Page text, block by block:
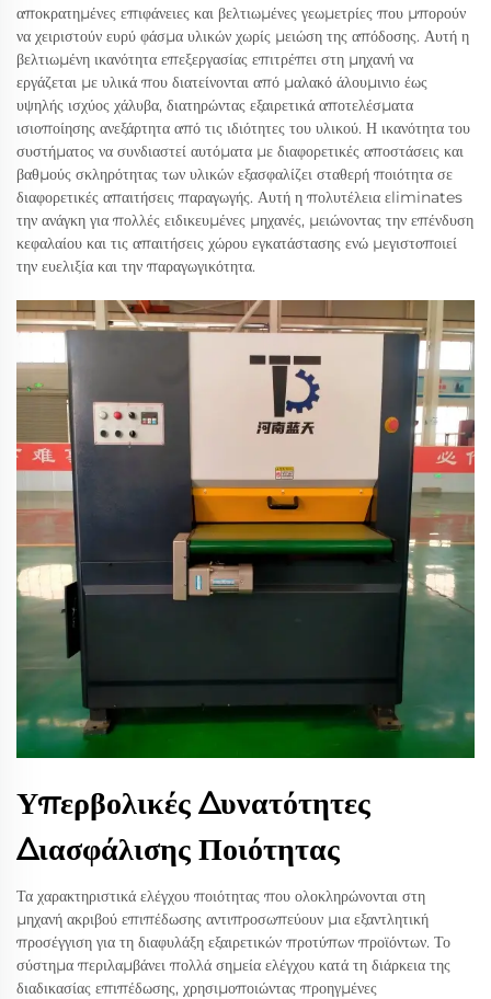
αποκρατημένες επιφάνειες και βελτιωμένες γεωμετρίες που μπορούν
να χειριστούν ευρύ φάσμα υλικών χωρίς μειώση της απόδοσης. Αυτή η
βελτιωμένη ικανότητα επεξεργασίας επιτρέπει στη μηχανή να
εργάζεται με υλικά που διατείνονται από μαλακό άλουμινιο έως
υψηλής ισχύος χάλυβα, διατηρώντας εξαιρετικά αποτελέσματα
ισιοποίησης ανεξάρτητα από τις ιδιότητες του υλικού. Η ικανότητα του
συστήματος να συνδιαστεί αυτόματα με διαφορετικές αποστάσεις και
βαθμούς σκληρότητας των υλικών εξασφαλίζει σταθερή ποιότητα σε
διαφορετικές απαιτήσεις παραγωγής. Αυτή η πολυτέλεια εliminates
την ανάγκη για πολλές ειδικευμένες μηχανές, μειώνοντας την επένδυση
κεφαλαίου και τις απαιτήσεις χώρου εγκατάστασης ενώ μεγιστοποιεί
την ευελιξία και την παραγωγικότητα.
Υπερβολικές Δυνατότητες
Διασφάλισης Ποιότητας
Τα χαρακτηριστικά ελέγχου ποιότητας που ολοκληρώνονται στη
μηχανή ακριβού επιπέδωσης αντιπροσωπεύουν μια εξαντλητική
προσέγγιση για τη διαφυλάξη εξαιρετικών προτύπων προϊόντων. Το
σύστημα περιλαμβάνει πολλά σημεία ελέγχου κατά τη διάρκεια της
διαδικασίας επιπέδωσης, χρησιμοποιώντας προηγμένες